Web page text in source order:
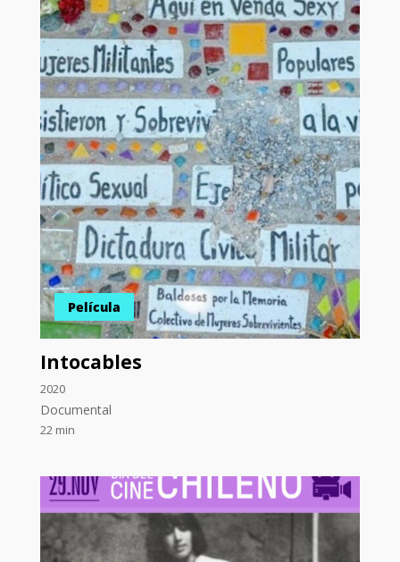
Película
Intocables
2020
Documental
22 min